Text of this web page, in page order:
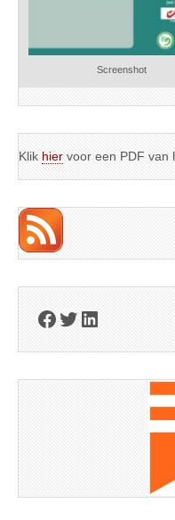
Screenshot
Klik hier voor een PDF van
Facebook
Twitter
LinkedIn